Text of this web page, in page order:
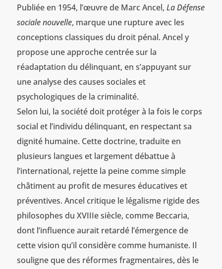
Publiée en 1954, l’œuvre de Marc Ancel, La Défense
sociale nouvelle, marque une rupture avec les
conceptions classiques du droit pénal. Ancel y
propose une approche centrée sur la
réadaptation du délinquant, en s’appuyant sur
une analyse des causes sociales et
psychologiques de la criminalité.
Selon lui, la société doit protéger à la fois le corps
social et l’individu délinquant, en respectant sa
dignité humaine. Cette doctrine, traduite en
plusieurs langues et largement débattue à
l’international, rejette la peine comme simple
châtiment au profit de mesures éducatives et
préventives. Ancel critique le légalisme rigide des
philosophes du XVIIIe siècle, comme Beccaria,
dont l’influence aurait retardé l’émergence de
cette vision qu’il considère comme humaniste. Il
souligne que des réformes fragmentaires, dès le